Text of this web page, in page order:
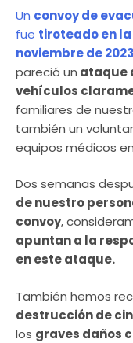
Un convoy de
fue tiroteado en
noviembre de 2023
pareció un ataque
vehículos
familiares de
también un
equipos médicos
Dos semanas
de nuestro
convoy,
apuntan a la
en este ataque.
También hemos
destrucción de
los graves daños